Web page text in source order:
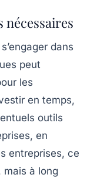
dans
peut
les
en temps,
outils
en
entreprises, ce
à long